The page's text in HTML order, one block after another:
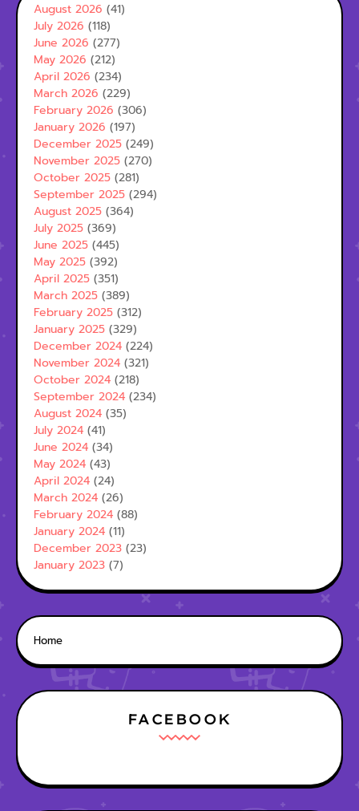
August 2026 (41)
July 2026 (118)
June 2026 (277)
May 2026 (212)
April 2026 (234)
March 2026 (229)
February 2026 (306)
January 2026 (197)
December 2025 (249)
November 2025 (270)
October 2025 (281)
September 2025 (294)
August 2025 (364)
July 2025 (369)
June 2025 (445)
May 2025 (392)
April 2025 (351)
March 2025 (389)
February 2025 (312)
January 2025 (329)
December 2024 (224)
November 2024 (321)
October 2024 (218)
September 2024 (234)
August 2024 (35)
July 2024 (41)
June 2024 (34)
May 2024 (43)
April 2024 (24)
March 2024 (26)
February 2024 (88)
January 2024 (11)
December 2023 (23)
January 2023 (7)
Home
FACEBOOK